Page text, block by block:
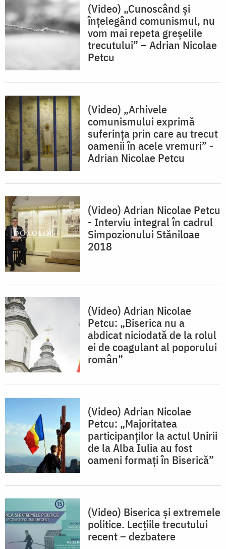
(Video) „Cunoscând și
înțelegând comunismul, nu
vom mai repeta greșelile
trecutului” – Adrian Nicolae
Petcu
(Video) „Arhivele
comunismului exprimă
suferința prin care au trecut
oamenii în acele vremuri” -
Adrian Nicolae Petcu
(Video) Adrian Nicolae Petcu
- Interviu integral în cadrul
Simpozionului Stăniloae
2018
(Video) Adrian Nicolae
Petcu: „Biserica nu a
abdicat niciodată de la rolul
ei de coagulant al poporului
român”
(Video) Adrian Nicolae
Petcu: „Majoritatea
participanților la actul Unirii
de la Alba Iulia au fost
oameni formați în Biserică”
(Video) Biserica și extremele
politice. Lecțiile trecutului
recent – dezbatere